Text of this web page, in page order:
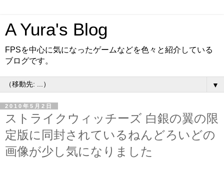
A Yura's Blog
FPSを中心に気になったゲームなどを色々と紹介している
ブログです。
▼
2010年5月2日
ストライクウィッチーズ 白銀の翼の限
定版に同封されているねんどろいどの
画像が少し気になりました